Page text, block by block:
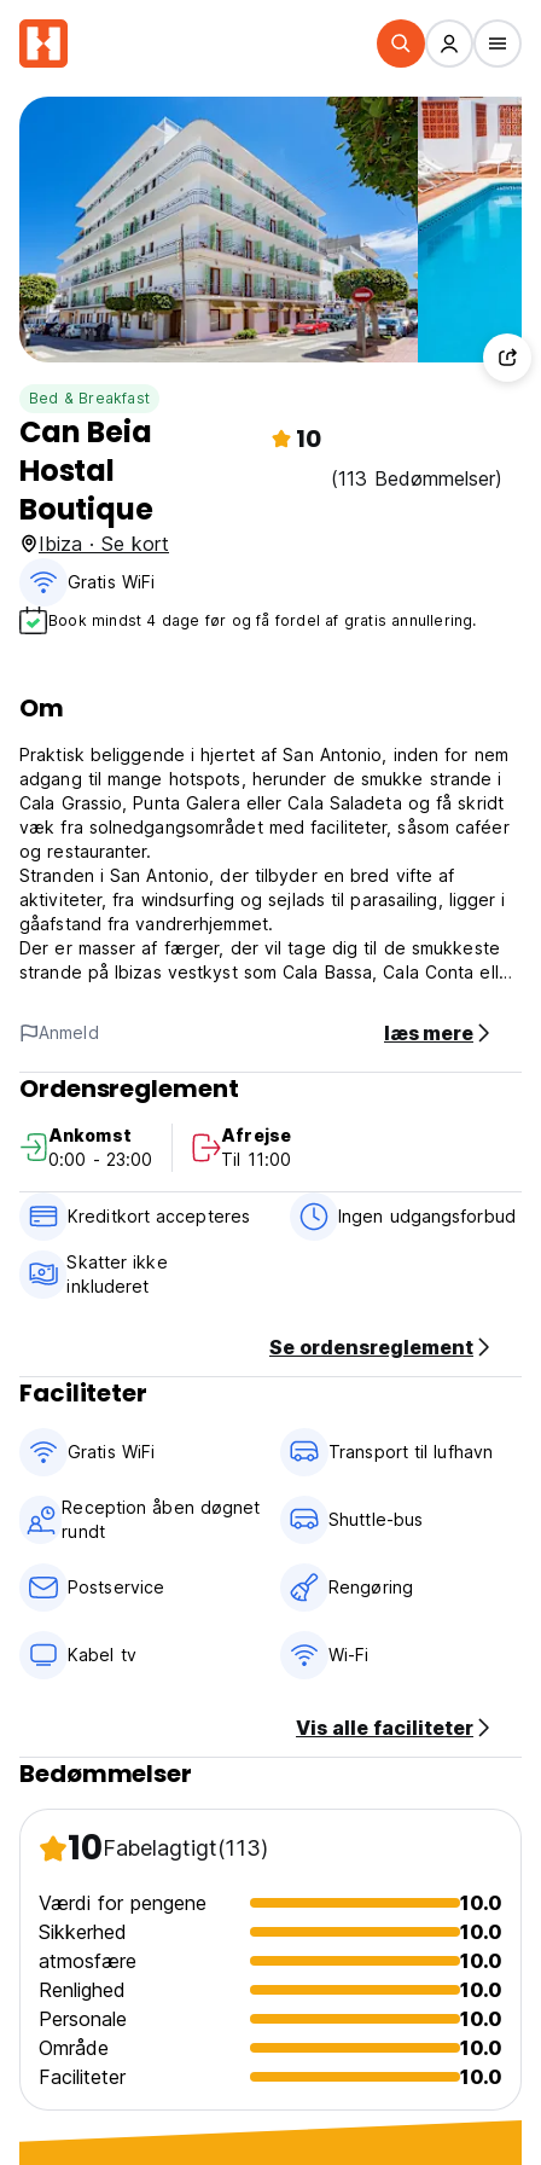
Bed & Breakfast
Can Beia
Hostal
Boutique
10
(113 Bedømmelser)
Ibiza · Se kort
Gratis WiFi
Book mindst 4 dage før og få fordel af gratis annullering.
Om
Praktisk beliggende i hjertet af San Antonio, inden for nem
adgang til mange hotspots, herunder de smukke strande i
Cala Grassio, Punta Galera eller Cala Saladeta og få skridt
væk fra solnedgangsområdet med faciliteter, såsom caféer
og restauranter.
Stranden i San Antonio, der tilbyder en bred vifte af
aktiviteter, fra windsurfing og sejlads til parasailing, ligger i
gåafstand fra vandrerhjemmet.
Der er masser af færger, der vil tage dig til de smukkeste
strande på Ibizas vestkyst som Cala Bassa, Cala Conta eller
Can Beia hostel består af 52 værelser med AIRCONDITION,
PRIVAT BADEVÆRELSE og GRATIS WIFI.
Andre faciliteter er 24H CONCIERGE, SWIMMINGPOOL med
liggestole, SIKKERHEDSBOX ind til hallen og
Indkvartering vil appellere til livlige singler, par og familier,
der leder efter nem adgang til byen, strandene og
nattelivet.
Den varme og venlige atmosfære er vores prioritet og vil
hjælpe vores gæster til at føle sig godt tilpas og hjemme
under en ferie hos os. (Auto-translated from original
language)
Anmeld læs mere
Ordensreglement
Ankomst
0:00 - 23:00
Afrejse
Til 11:00
Kreditkort accepteres Ingen udgangsforbud
Skatter ikke
inkluderet
Se ordensreglement
Faciliteter
Gratis WiFi Transport til lufhavn
Reception åben døgnet
rundt
Shuttle-bus
Postservice Rengøring
Kabel tv Wi-Fi
Vis alle faciliteter
Bedømmelser
10Fabelagtigt(113)
Værdi for pengene
10.0
Sikkerhed
10.0
atmosfære
10.0
Renlighed
10.0
Personale
10.0
Område
10.0
Faciliteter
10.0